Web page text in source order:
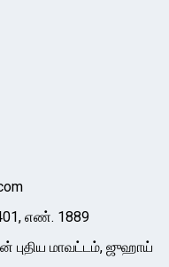
எண். 1889
மாவட்டம், ஜுஹாய்